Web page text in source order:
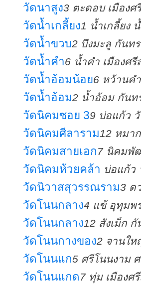
วัดนาสูง3 ตะดอบ เมืองศ
วัดน้ำเกลี้ยง1 น้ำเกลี้ยง
วัดน้ำขวบ2 บึงมะลู กันท
วัดน้ำคำ6 น้ำคำ เมืองศรี
วัดน้ำอ้อมน้อย6 หว้านค
วัดน้ำอ้อม2 น้ำอ้อม กันท
วัดนิคมซอย 39 บ่อแก้ว
วัดนิคมศีลาราม12 หมา
วัดนิคมสายเอก7 นิคมพั
วัดนิคมห้วยคล้า บ่อแก้ว
วัดนิวาสสุวรรณราม3 ด
วัดโนนกลาง4 แข้ อุทุมพ
วัดโนนกลาง12 สังเม็ก
วัดโนนกางของ2 จานให
วัดโนนแก5 ศรีโนนงาม
วัดโนนแกด7 ทุ่ม เมืองศ